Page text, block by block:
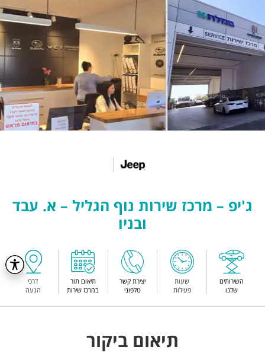
ג'יפ – מרכז שירות נוף הגליל – א. עבד
ובניו
השירותים
שלנו
שעות
פעילות
יצירת קשר
טלפוני
תיאום תור
במרכז שירות
דרכי
הגעה
תיאום ביקור